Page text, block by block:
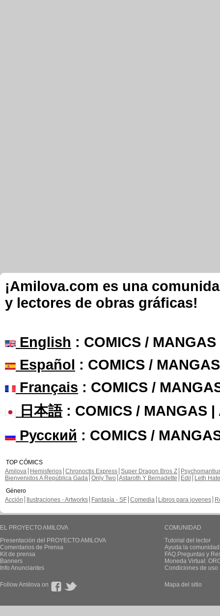
¡Amilova.com es una
y lectores de obras gráficas!
English : COMICS /
Español : COMICS /
Français : COMICS /
日本語: COMICS / MANGAS |
Русский : COMICS /
TOP CÓMICS
Amilova
Hemisferios Chronoctis Express Super Dragon Bros Z
Bienvenidos A República Gada Only Two Astaroth Y Bernadette Edil
Leth Hate
Género
Acción
Ilustraciones - Artworks Fantasía - SF Comedia Libros para jovenes
EL PROYECTO AMILOVA
Presentación del PROYECTO AMILOVA
Comentarios de Prensa
Kit de prensa
Banners
Info Anunciantes
COMUNIDAD
Tutorial del lector
Ayuda la
FAQ.Preguntas y
Moneda Virtual:
Condiciones de uso
Follow Amilova on Mapa del sitio